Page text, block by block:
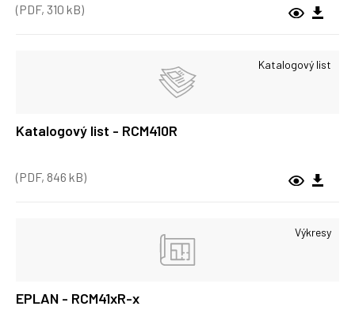
(PDF, 310 kB)
Katalogový list
Katalogový list - RCM410R
(PDF, 846 kB)
Výkresy
EPLAN - RCM41xR-x